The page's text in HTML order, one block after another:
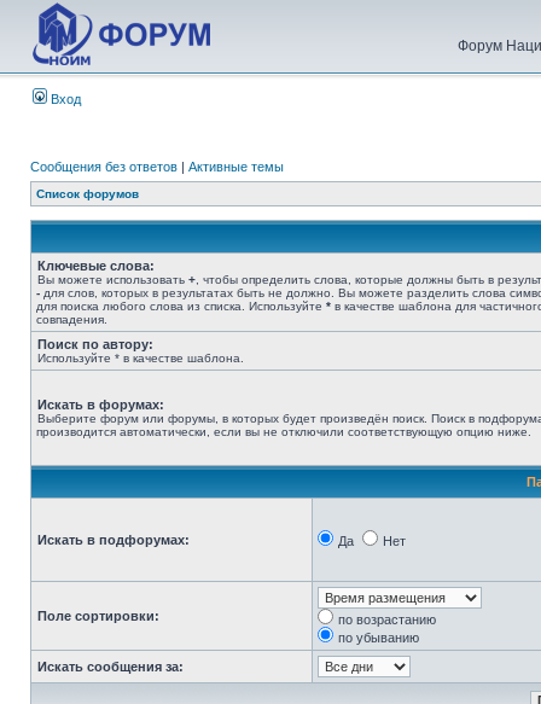
Форум
Вход
Сообщения без ответов | Активные темы
Список форумов
Ключевые слова:
Вы можете использовать + , чтобы определить слова, которые должны быть в
- для слов, которых в результатах быть не должно. Вы можете разделить слова
для поиска любого слова из списка. Используйте * в качестве шаблона для
совпадения.
Поиск по автору:
Используйте * в качестве шаблона.
Искать в форумах:
Выберите форум или форумы, в которых будет произведён поиск. Поиск в
производится автоматически, если вы не отключили соответствующую опцию ниже.
Искать в подфорумах: Да Нет
Поле сортировки:
по возрастанию
по убыванию
Искать сообщения за: